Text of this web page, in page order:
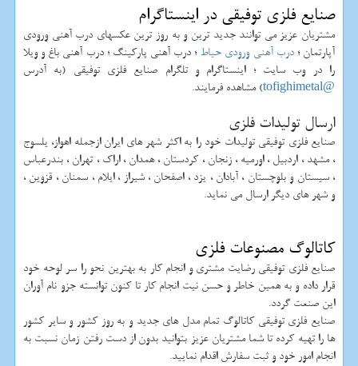
صنایع فلزی توفیقی در اینستاگرام
مشتریان عزیز می توانند جدید ترین و به روز ترین عکسهای درب آهنی ورودی
آپارتمان ؛درب آهنی ورودی حیاط؛ درب آهنی پارکینگ ؛ درب آهنی باغ و ویلا
را در وب سایت ؛ اینستاگرام و تلگرام صنایع فلزی توفیقی (به آدرس
@tofighimetal
) مشاهده فرمایند.
ارسال تولیدات فلزی
صنایع فلزی توفیقی تولیدات خود را به اکثر شهر های ایران ازجمله اهواز، یلسوج
، مشهد ، اردبیل ، اورمیه ، زنجان ، کردستان ، همدان ، اراک ، تهران ، بندرعباس
، سیستان و بلوچستان ، آبادان ، یزد ، اصفحان ، شیراز ، ایلام ، سمنان ، قزوین ،
و شهر های دیگر ارسال می نماید.
کاتالوگ مصنوعات فلزی
صنایع فلزی توفیقی رضایت مشتری و انجام کار به بهترین نحو را سر لوحه خود
قرار داده و به همین خاطر و حسن نیت انجام کار تا کنون توانسته جزو نام آوران
این صنعت گردد.
صنایع فلزی توفیقی کاتالوگ تمام مدل های جدید و به روز کشور و سایر کشور
ها را تهیه کرده تا شما مشتریان عزیز بتوانید بدون از دست رفتن زمان نسبت به
انجام امور خود و ثبت سفارش اقدام نمایید.